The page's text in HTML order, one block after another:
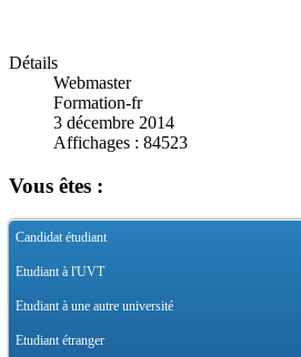
Détails
Webmaster
Formation-fr
3 décembre 2014
Affichages : 84523
Vous êtes :
Candidat étudiant
Etudiant à l'UVT
Etudiant à une autre université
Etudiant étranger